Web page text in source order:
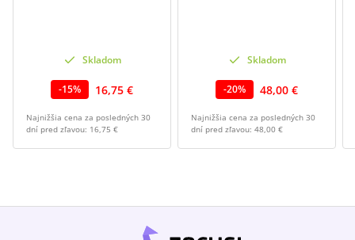
Skladom
-15% 16,75 €
Najnižšia cena za posledných 30
dní pred zľavou: 16,75 €
Skladom
-20% 48,00 €
Najnižšia cena za posledných 30
dní pred zľavou: 48,00 €